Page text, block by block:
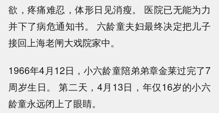
欲，疼痛难忍，体形日见消瘦。 医院已无能为力
并下了病危通知书。 六龄童夫妇最终决定把儿子
接回上海老闸大戏院家中。
1966年4月12日，小六龄童陪弟弟章金莱过完了7
周岁生日。 第二天，4月13日，年仅16岁的小六
龄童永远闭上了眼睛。